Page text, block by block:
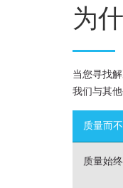
为
当您寻找
我们与其他
质量而
质量始